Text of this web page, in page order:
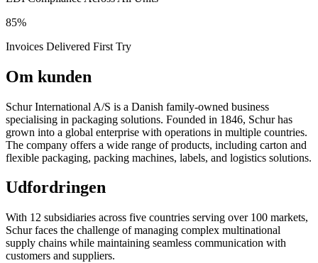
85%
Invoices Delivered First Try
Om kunden
Schur International A/S is a Danish family-owned business
specialising in packaging solutions. Founded in 1846, Schur has
grown into a global enterprise with operations in multiple countries.
The company offers a wide range of products, including carton and
flexible packaging, packing machines, labels, and logistics solutions.
Udfordringen
With 12 subsidiaries across five countries serving over 100 markets,
Schur faces the challenge of managing complex multinational
supply chains while maintaining seamless communication with
customers and suppliers.